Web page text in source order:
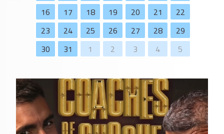
16
17 18 19 20 21
22
23
24 25 26 27 28
29
30
31 1 2 3 4 5